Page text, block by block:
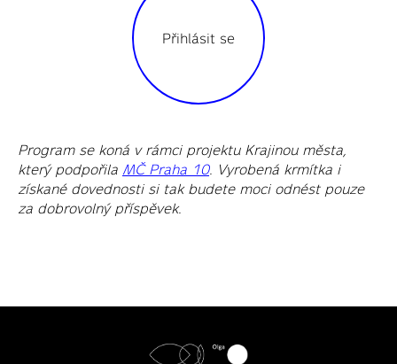
Přihlásit se
Program se koná v rámci projektu Krajinou města,
který podpořila MČ Praha 10. Vyrobená krmítka i
získané dovednosti si tak budete moci odnést pouze
za dobrovolný příspěvek.